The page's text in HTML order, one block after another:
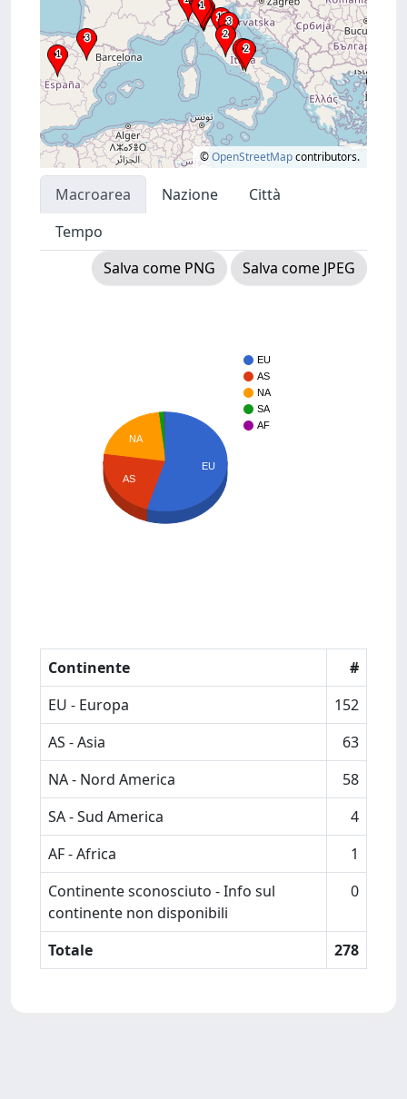
©OpenStreetMapcontributors.
Macroarea Nazione
Città
Tempo
Salva come PNG
Salva come JPEG
EU
AS
NA
SA
AF
NA
AS
EU
Continente
#
EU - Europa
152
AS - Asia
63
NA - Nord America
58
SA - Sud America
4
AF - Africa
1
Continente sconosciuto - Info sul
continente non disponibili
0
Totale 278